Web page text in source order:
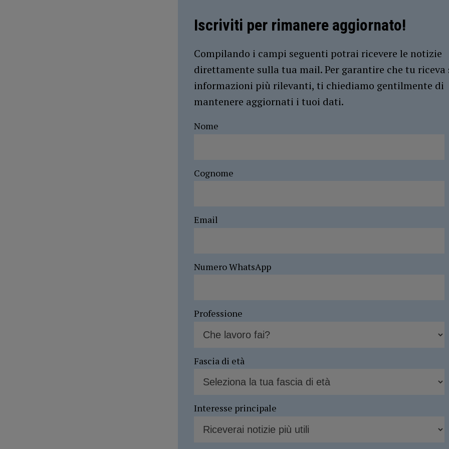
Iscriviti per rimanere aggiornato!
Compilando i campi seguenti potrai ricevere le notizie
direttamente sulla tua mail. Per garantire che tu riceva
informazioni più rilevanti, ti chiediamo gentilmente di
mantenere aggiornati i tuoi dati.
Nome
Cognome
Email
Numero WhatsApp
Professione
Fascia di età
Interesse principale